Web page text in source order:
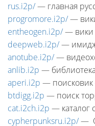
rus.i2p/— главная
progromore.i2p/—
entheogen.i2p/— вики
deepweb.i2p/—
anotube.i2p/—
anlib.i2p —
aperi.i2p — поисковик
btdigg.i2p — поиск
cat.i2ch.i2p — каталог
cypherpunksru.i2p/—